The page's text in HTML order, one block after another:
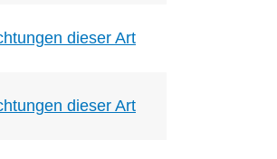
dieser Art
dieser Art